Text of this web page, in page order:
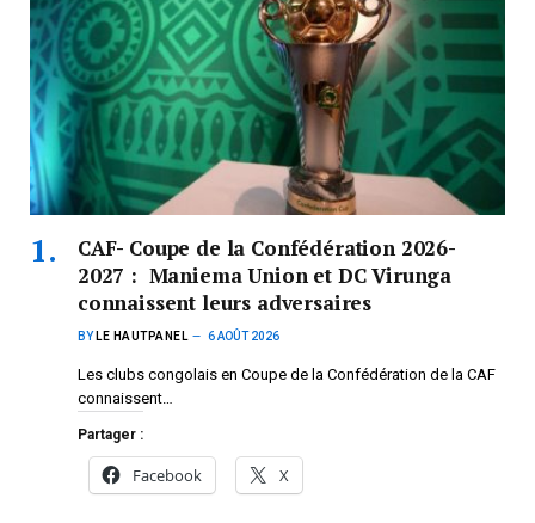
CAF- Coupe de la Confédération 2026-
2027 : Maniema Union et DC Virunga
connaissent leurs adversaires
BY LE HAUTPANEL 6 AOÛT 2026
Les clubs congolais en Coupe de la Confédération de la CAF
connaissent…
Partager :
Facebook X